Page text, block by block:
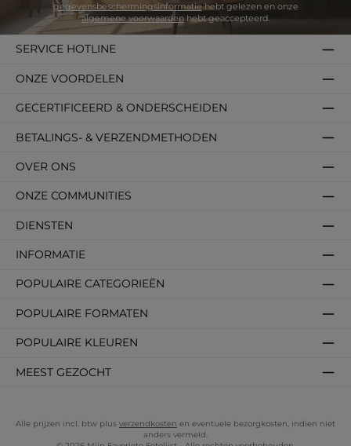
gegevensbeschermingsinformatie
algemene voorwaardenhebt geaccepteerd.
SERVICE HOTLINE
DIENSTEN
INFORMATIE
POPULAIRE CATEGORIEËN
POPULAIRE FORMATEN
POPULAIRE KLEUREN
MEEST GEZOCHT
BETALINGS- & VERZENDMETHODEN
OVER ONS
GECERTIFICEERD & ONDERSCHEIDEN
ONZE VOORDELEN
ONZE COMMUNITIES
Alle prijzen incl. btw plus verzendkosten en eventuele bezorgkosten, indien niet
anders vermeld.